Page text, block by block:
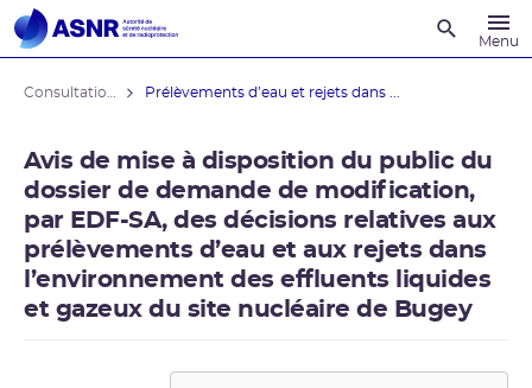
Menu
Prélèvements d’eau et rejets dans ...
Avis de mise à disposition du public du
dossier de demande de modification,
par EDF-SA, des décisions relatives aux
prélèvements d’eau et aux rejets dans
l’environnement des effluents liquides
et gazeux du site nucléaire de Bugey